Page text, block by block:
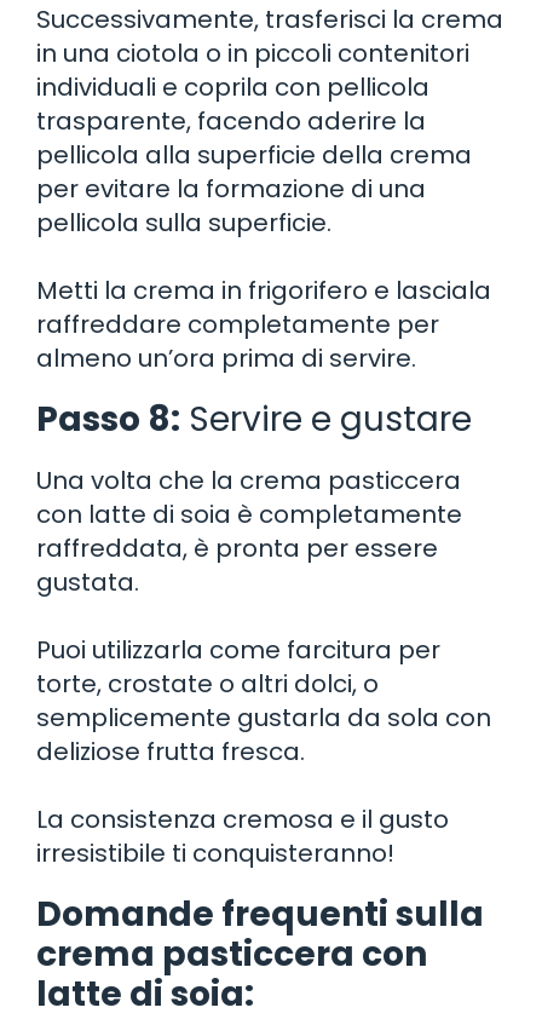
Successivamente, trasferisci la crema
in una ciotola o in piccoli contenitori
individuali e coprila con pellicola
trasparente, facendo aderire la
pellicola alla superficie della crema
per evitare la formazione di una
pellicola sulla superficie.
Metti la crema in frigorifero e lasciala
raffreddare completamente per
almeno un’ora prima di servire.
Passo 8: Servire e gustare
Una volta che la crema pasticcera
con latte di soia è completamente
raffreddata, è pronta per essere
gustata.
Puoi utilizzarla come farcitura per
torte, crostate o altri dolci, o
semplicemente gustarla da sola con
deliziose frutta fresca.
La consistenza cremosa e il gusto
irresistibile ti conquisteranno!
Domande frequenti sulla
crema pasticcera con
latte di soia: